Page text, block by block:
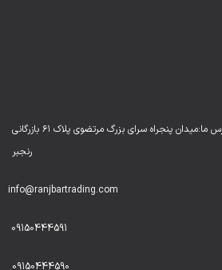
ادرس ما:میدان پنجراه سرای بزرگ مرتضوی پلاک ۶۱ بازرگانی
رنجبر
info@ranjbartrading.com
09150444591
09150444590